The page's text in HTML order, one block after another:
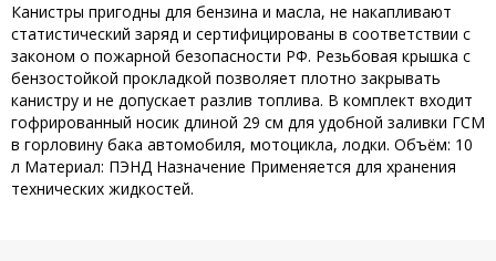
Канистры пригодны для бензина и масла, не накапливают
статистический заряд и сертифицированы в соответствии с
законом о пожарной безопасности РФ. Резьбовая крышка с
бензостойкой прокладкой позволяет плотно закрывать
канистру и не допускает разлив топлива. В комплект входит
гофрированный носик длиной 29 см для удобной заливки ГСМ
в горловину бака автомобиля, мотоцикла, лодки. Объём: 10
л Материал: ПЭНД Назначение Применяется для хранения
технических жидкостей.